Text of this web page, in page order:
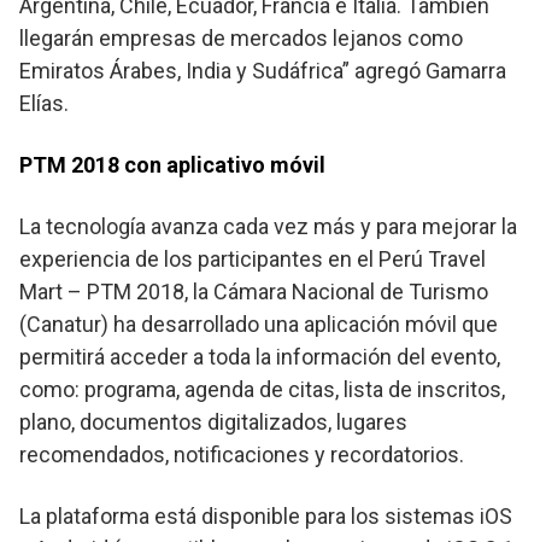
Argentina, Chile, Ecuador, Francia e Italia. También
llegarán empresas de mercados lejanos como
Emiratos Árabes, India y Sudáfrica” agregó Gamarra
Elías.
PTM 2018 con aplicativo móvil
La tecnología avanza cada vez más y para mejorar la
experiencia de los participantes en el Perú Travel
Mart – PTM 2018, la Cámara Nacional de Turismo
(Canatur) ha desarrollado una aplicación móvil que
permitirá acceder a toda la información del evento,
como: programa, agenda de citas, lista de inscritos,
plano, documentos digitalizados, lugares
recomendados, notificaciones y recordatorios.
La plataforma está disponible para los sistemas iOS